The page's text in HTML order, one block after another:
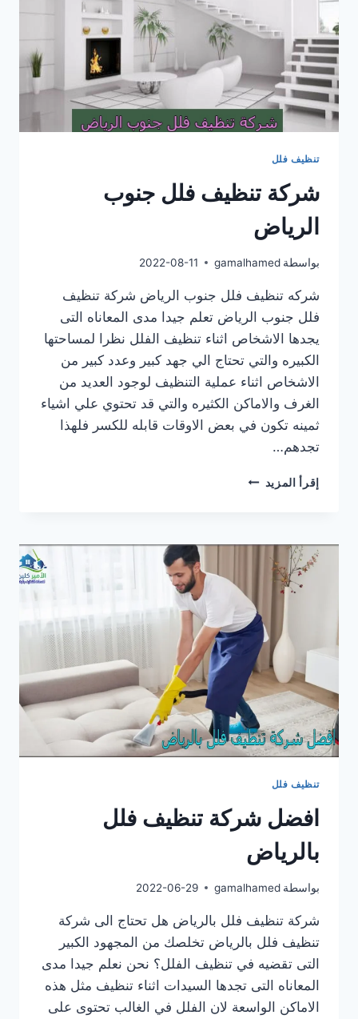
تنظيف فلل
شركة تنظيف فلل جنوب
الرياض
بواسطة gamalhamed
2022-08-11
شركه تنظيف فلل جنوب الرياض شركة تنظيف
فلل جنوب الرياض تعلم جيدا مدى المعاناه التى
يجدها الاشخاص اثناء تنظيف الفلل نظرا لمساحتها
الكبيره والتي تحتاج الي جهد كبير وعدد كبير من
الاشخاص اثناء عملية التنظيف لوجود العديد من
الغرف والاماكن الكثيره والتي قد تحتوي علي اشياء
ثمينه تكون في بعض الاوقات قابله للكسر فلهذا
تجدهم…
إقرأ المزيد شركة
الرياض
تنظيف فلل
افضل شركة تنظيف فلل
بالرياض
بواسطة gamalhamed
2022-06-29
شركة تنظيف فلل بالرياض هل تحتاج الى شركة
تنظيف فلل بالرياض تخلصك من المجهود الكبير
التى تقضيه في تنظيف الفلل؟ نحن نعلم جيدا مدى
المعاناه التى تجدها السيدات اثناء تنظيف مثل هذه
الاماكن الواسعة لان الفلل في الغالب تحتوى على